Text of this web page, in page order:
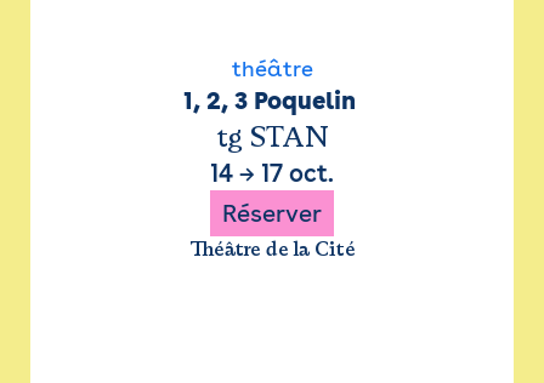
théâtre
1, 2, 3 Poquelin
tg STAN
14 → 17 oct.
Réserver
Théâtre de la Cité